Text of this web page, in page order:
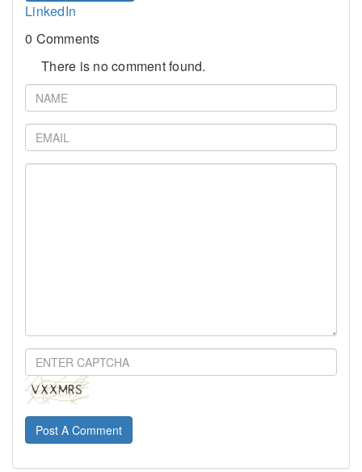
LinkedIn
0 Comments
There is no comment found.
Post A Comment